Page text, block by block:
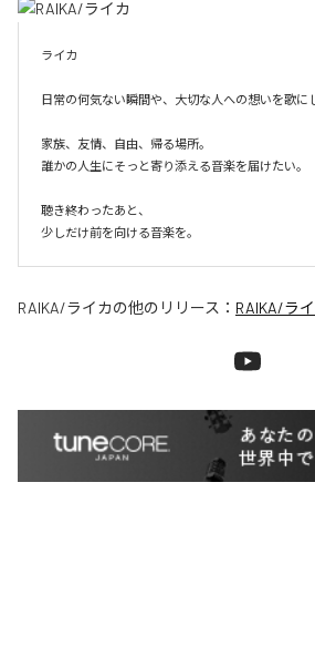
ライカ
日常の何気ない瞬間や、大切な人への想いを歌に
家族、友情、自由、帰る場所。
誰かの人生にそっと寄り添える音楽を届けたい。
聴き終わったあと、
少しだけ前を向ける音楽を。
RAIKA/ライカの他のリリース： RAIKA/ラ